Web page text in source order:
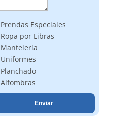
Prendas Especiales
Ropa por Libras
Mantelería
Uniformes
Planchado
Alfombras